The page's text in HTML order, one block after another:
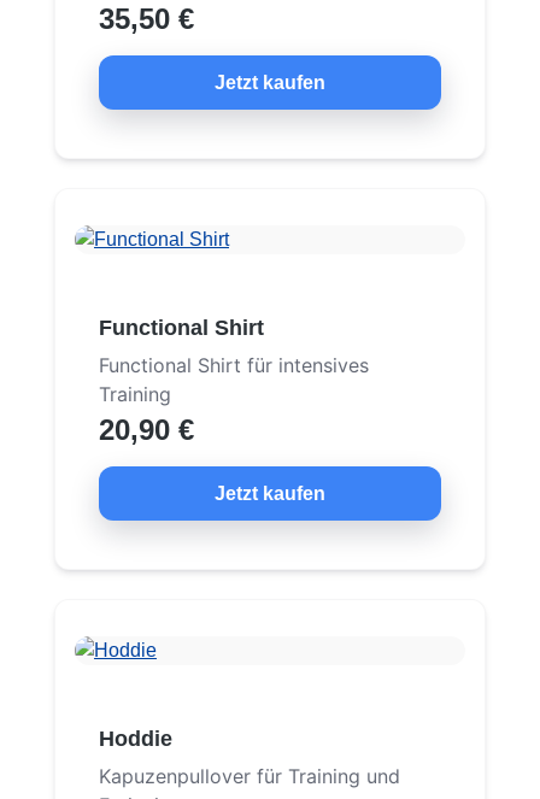
35,50 €
Jetzt kaufen
Functional Shirt
Functional Shirt für intensives
Training
20,90 €
Jetzt kaufen
Hoddie
Kapuzenpullover für Training und